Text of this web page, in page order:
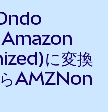
に変換
らAMZNon